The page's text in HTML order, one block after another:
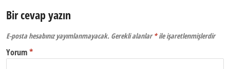
Bir cevap yazın
E-posta hesabınız yayımlanmayacak. Gerekli alanlar*ile işaretlenmişlerdir
Yorum*